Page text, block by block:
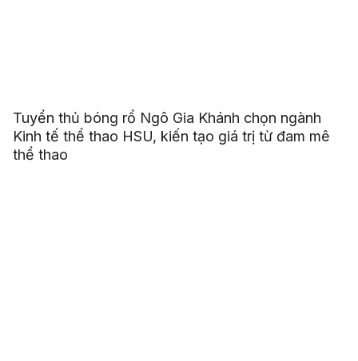
Tuyển thủ bóng rổ Ngô Gia Khánh chọn ngành
Kinh tế thể thao HSU, kiến tạo giá trị từ đam mê
thể thao